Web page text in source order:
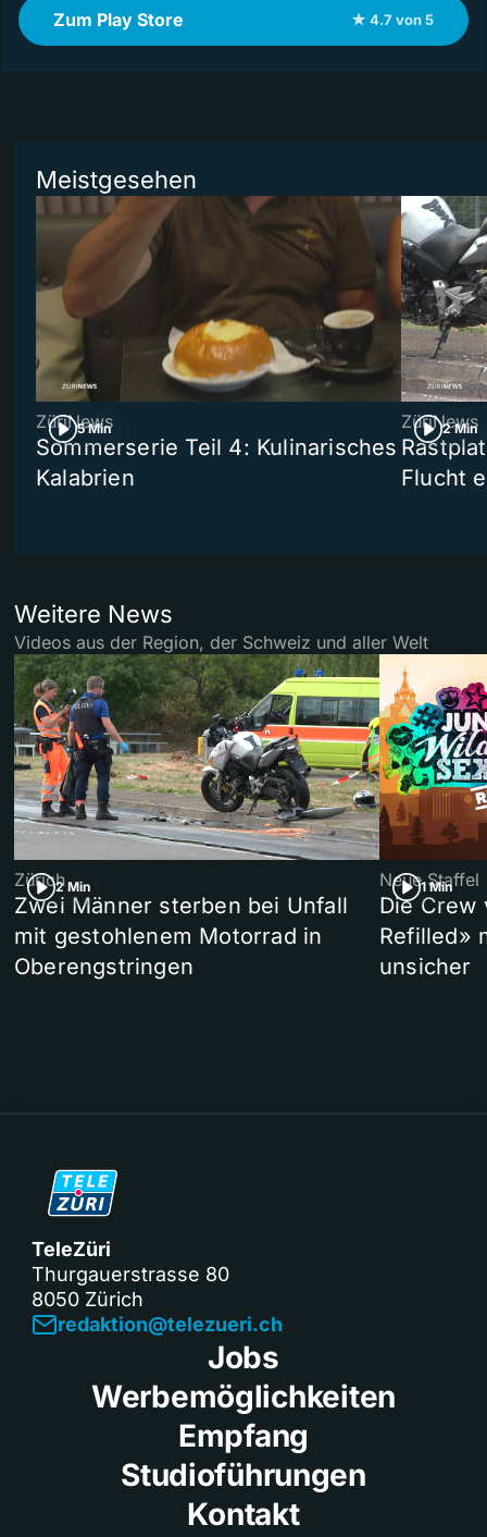
Zum Play Store ★ 4.7 von 5
Meistgesehen
5 Min
ZüriNews
Sommerserie Teil 4: Kulinarisches
Kalabrien
2 Min
ZüriNews
Flucht
Weitere News
Videos aus der Region, der Schweiz und aller Welt
2 Min
Zürich
Zwei Männer sterben bei Unfall
mit gestohlenem Motorrad in
Oberengstringen
1 Min
Neue Staffel
Die Crew
Refilled»
unsicher
TeleZüri
Thurgauerstrasse 80
8050 Zürich
redaktion@telezueri.ch
Jobs
Werbemöglichkeiten
Empfang
Studioführungen
Kontakt